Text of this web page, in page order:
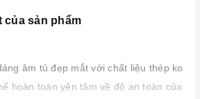
của sản phẩm
âm tủ đẹp mắt với chất liệu thép ko
hoàn toàn yên tâm về độ an toàn của